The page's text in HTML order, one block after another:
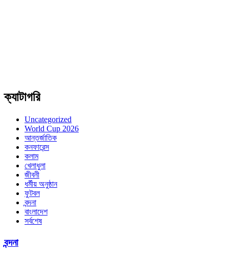
ক্যাটাগরি
Uncategorized
World Cup 2026
আন্তর্জাতিক
কনফারেন্স
কলাম
খেলাধুলা
জীবনী
ধর্মীয় অনুষ্ঠান
ফুটবল
বন্দনা
বাংলাদেশ
সর্বশেষ
বন্দনা